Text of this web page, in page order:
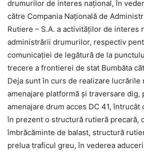
drumurilor de interes naţional, în
către Compania Naţională de
Rutiere – S.A. a activităţilor de interes
administrării drumurilor, respectiv
comunicației de legătură de la
trecere a frontierei de stat Bumbăta
Deja sunt în curs de realizare lucrările
amenajare platformă și traversare dig,
amenajare drum acces DC 41, întrucât
în prezent o structură rutieră precară,
îmbrăcăminte de balast, structură
prelua traficul greu, în vederea